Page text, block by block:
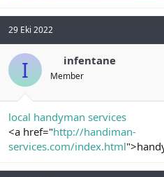
29 Eki 2022
I infentane
Member
local handyman services
<a href="http://handiman-
services.com/index.html